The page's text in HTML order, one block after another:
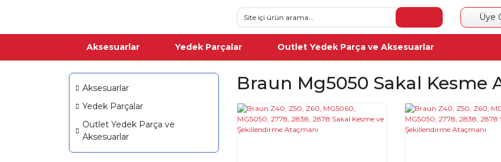
Üye
Aksesuarlar Yedek Parçalar Outlet Yedek Parça ve Aksesuarlar
Aksesuarlar
Yedek Parçalar
Outlet Yedek Parça ve
Aksesuarlar
Braun Mg5050 Sakal Kesme